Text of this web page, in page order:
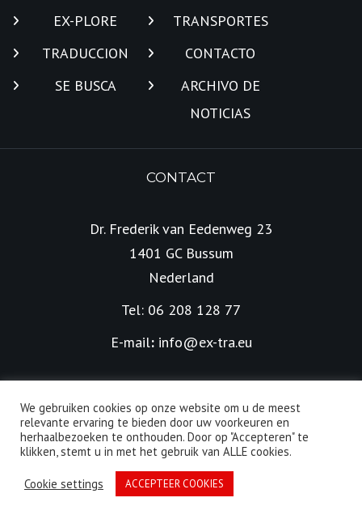
EX-PLORE
TRANSPORTES
TRADUCCION
CONTACTO
SE BUSCA
ARCHIVO DE
NOTICIAS
CONTACT
Dr. Frederik van Eedenweg 23
1401 GC Bussum
Nederland
Tel: 06 208 128 77
E-mail: info@ex-tra.eu
Alle rechten voorbehouden | © 2026 EX-TRA | Ontwikkeld
doorLienOnline
We gebruiken cookies op onze website om u de meest
relevante ervaring te bieden door uw voorkeuren en
herhaalbezoeken te onthouden. Door op "Accepteren" te
klikken, stemt u in met het gebruik van ALLE cookies.
Cookie settings ACCEPTEER COOKIES